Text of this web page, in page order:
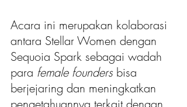
Acara ini merupakan kolaborasi
antara Stellar Women dengan
Sequoia Spark sebagai wadah
para female founders bisa
berjejaring dan meningkatkan
pengetahuannya terkait dengan